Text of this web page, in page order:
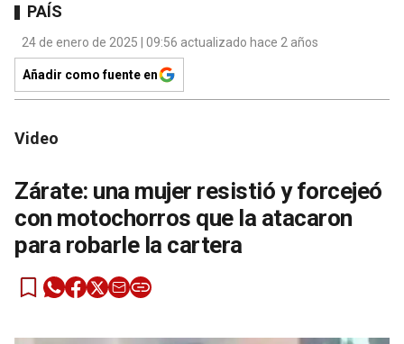
PAÍS
24 de enero de 2025 | 09:56 actualizado hace 2 años
Añadir como fuente en
Video
Zárate: una mujer resistió y forcejeó
con motochorros que la atacaron
para robarle la cartera